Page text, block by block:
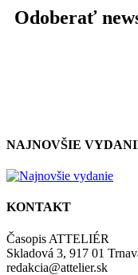
Odoberať
NAJNOVŠIE
KONTAKT
Časopis ATTELIÉR
Skladová 3, 917 01
redakcia@attelier.sk